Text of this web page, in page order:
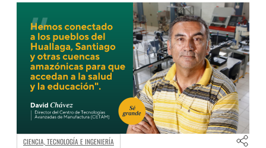
CIENCIA, TECNOLOGÍA E INGENIERÍA